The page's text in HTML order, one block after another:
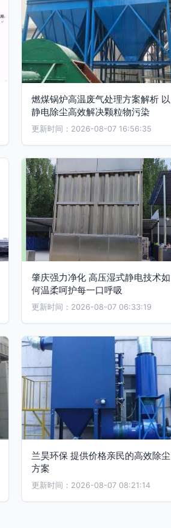
燃煤锅炉高温废气处理方案解析 以
静电除尘高效解决颗粒物污染
更新时间：2026-08-07 16:56:35
肇庆强力净化 高压湿式静电技术如
何温柔呵护每一口呼吸
更新时间：2026-08-07 06:33:19
兰昊环保 提供价格亲民的高效除尘
方案
更新时间：2026-08-07 08:21:14